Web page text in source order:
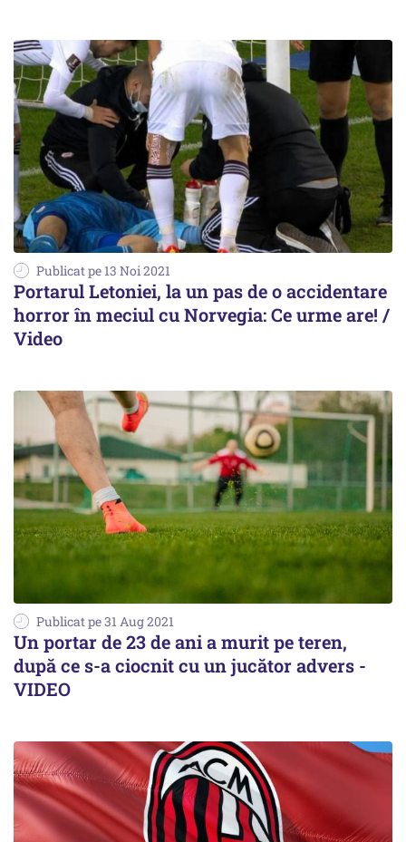
Publicat pe 13 Noi 2021
Portarul Letoniei, la un pas de o accidentare
horror în meciul cu Norvegia: Ce urme are! /
Video
Publicat pe 31 Aug 2021
Un portar de 23 de ani a murit pe teren,
după ce s-a ciocnit cu un jucător advers -
VIDEO